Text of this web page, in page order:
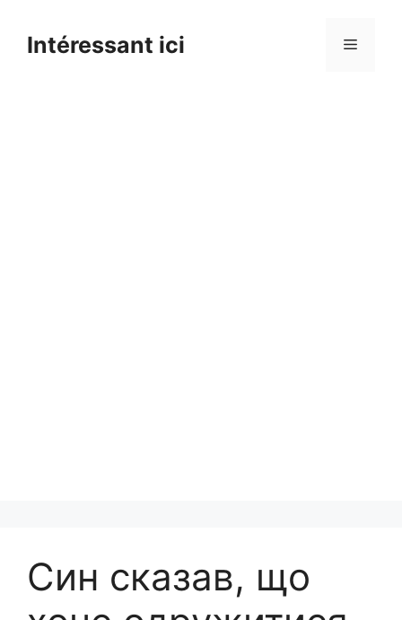
contentIntéressant ici Menu
Син сказав, що